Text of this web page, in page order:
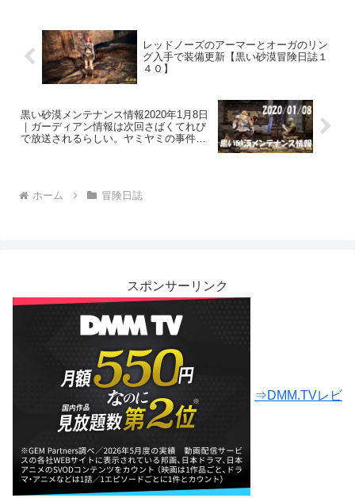
レッドノーズのアーマーとオーガのリン
グ入手で装備更新【黒い砂漠冒険日誌１
４０】
黒い砂漠メンテナンス情報2020年1月8日
｜ガーディアン情報は次回さばくてれび
で放送されるらしい。ヤミヤミの事件簿
ホーム 冒険日誌
スポンサーリンク
⇒DMM.TVレビ